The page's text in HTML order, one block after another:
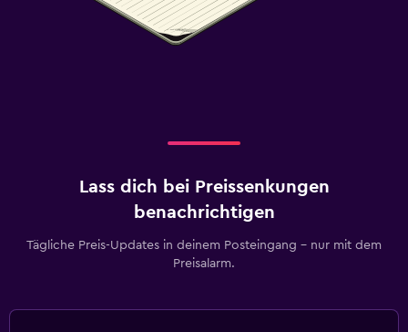
Lass dich bei Preissenkungen
benachrichtigen
Tägliche Preis-Updates in deinem Posteingang – nur mit dem
Preisalarm.